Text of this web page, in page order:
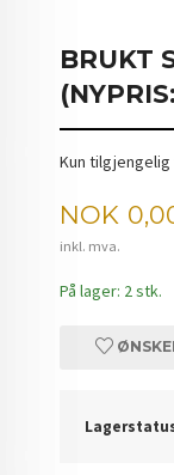
BRUKT
Kun
Pris
NOK
inkl. mva.
På lager: 2 stk.